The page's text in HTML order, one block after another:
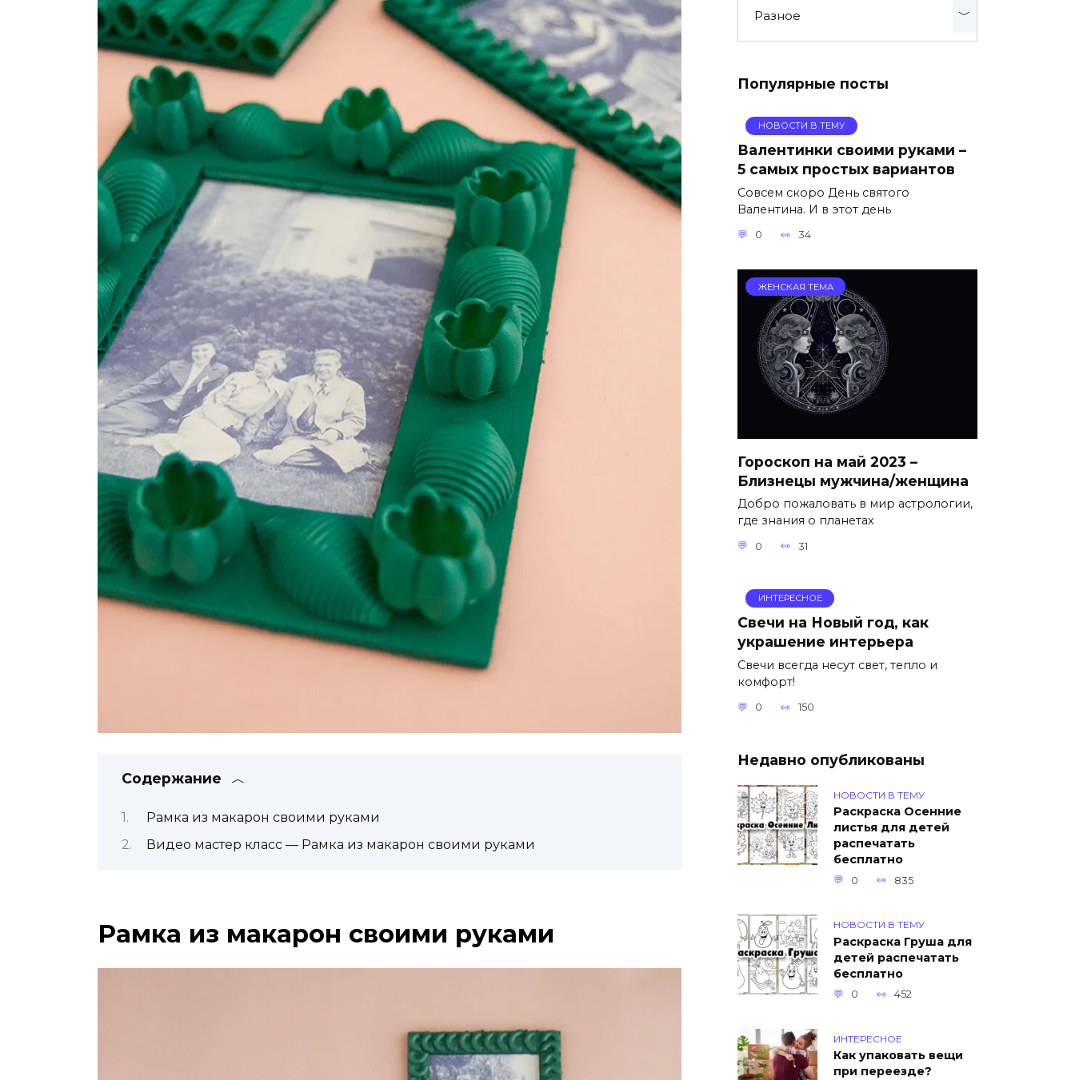
Содержание
Рамка из макарон своими руками
Видео мастер класс — Рамка из макарон своими руками
Рамка из макарон своими руками
Разное
Популярные посты
НОВОСТИ В ТЕМУ
Валентинки своими руками –
5 самых простых вариантов
Совсем скоро День святого
Валентина. И в этот день
0 34
ЖЕНСКАЯ ТЕМА
Гороскоп на май 2023 –
Близнецы мужчина/женщина
Добро пожаловать в мир астрологии,
где знания о планетах
0 31
ИНТЕРЕСНОЕ
Свечи на Новый год, как
украшение интерьера
Свечи всегда несут свет, тепло и
комфорт!
0 150
Недавно опубликованы
НОВОСТИ В ТЕМУ
Раскраска Осенние
листья для детей
распечатать
бесплатно
0 835
НОВОСТИ В ТЕМУ
Раскраска Груша для
детей распечатать
бесплатно
0 452
ИНТЕРЕСНОЕ
Как упаковать вещи
при переезде?